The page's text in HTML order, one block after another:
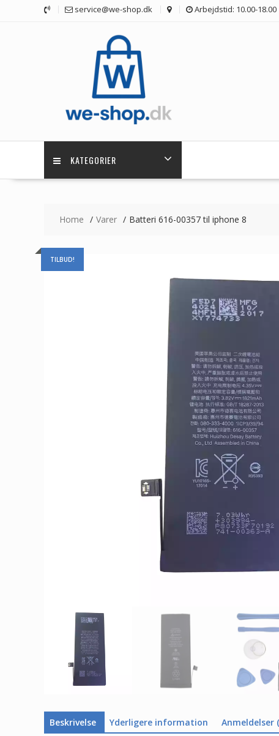
service@we-shop.dk Arbejdstid: 10.00-18.00
KATEGORIER
Home Varer Batteri 616-00357 til iphone 8
TILBUD!
Beskrivelse Yderligere information Anmeldelser